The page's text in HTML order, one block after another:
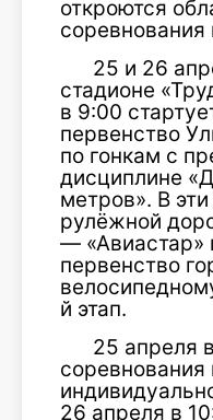
откроются
25 и 26
стадионе
в 9:00
первенство
по гонкам с
дисциплине
метров». В
рулёжной
— «Авиастар»
первенство
й этап.
25 апреля
соревнования
26 апреля в